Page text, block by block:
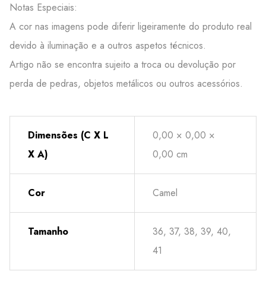
Notas Especiais:
A cor nas imagens pode diferir ligeiramente do produto real
devido à iluminação e a outros aspetos técnicos.
Artigo não se encontra sujeito a troca ou devolução por
perda de pedras, objetos metálicos ou outros acessórios.
Dimensões (C X L
X A)
0,00 × 0,00 ×
0,00 cm
Cor Camel
Tamanho
36, 37, 38, 39, 40,
41